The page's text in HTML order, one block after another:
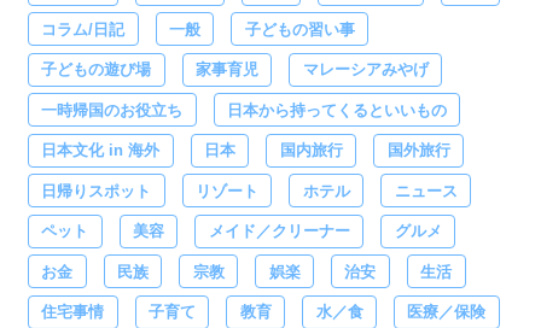
コラム/日記 一般 子どもの習い事
子どもの遊び場 家事育児 マレーシアみやげ
一時帰国のお役立ち 日本から持ってくるといいもの
日本文化 in 海外 日本 国内旅行 国外旅行
日帰りスポット リゾート ホテル ニュース
ペット 美容 メイド／クリーナー グルメ
お金 民族 宗教 娯楽 治安 生活
住宅事情 子育て 教育 水／食 医療／保険